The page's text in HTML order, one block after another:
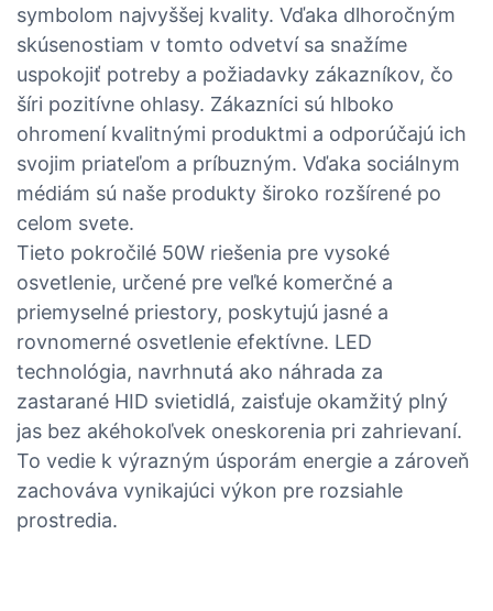
symbolom najvyššej kvality. Vďaka dlhoročným
skúsenostiam v tomto odvetví sa snažíme
uspokojiť potreby a požiadavky zákazníkov, čo
šíri pozitívne ohlasy. Zákazníci sú hlboko
ohromení kvalitnými produktmi a odporúčajú ich
svojim priateľom a príbuzným. Vďaka sociálnym
médiám sú naše produkty široko rozšírené po
celom svete.
Tieto pokročilé 50W riešenia pre vysoké
osvetlenie, určené pre veľké komerčné a
priemyselné priestory, poskytujú jasné a
rovnomerné osvetlenie efektívne. LED
technológia, navrhnutá ako náhrada za
zastarané HID svietidlá, zaisťuje okamžitý plný
jas bez akéhokoľvek oneskorenia pri zahrievaní.
To vedie k výrazným úsporám energie a zároveň
zachováva vynikajúci výkon pre rozsiahle
prostredia.